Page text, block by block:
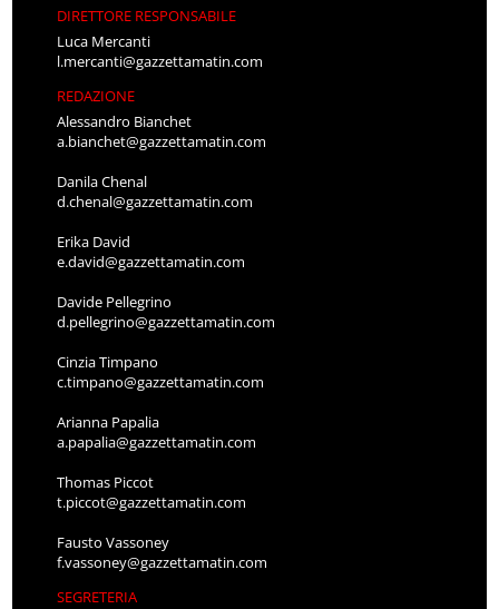
DIRETTORE RESPONSABILE
Luca Mercanti
l.mercanti@gazzettamatin.com
REDAZIONE
Alessandro Bianchet
a.bianchet@gazzettamatin.com
Danila Chenal
d.chenal@gazzettamatin.com
Erika David
e.david@gazzettamatin.com
Davide Pellegrino
d.pellegrino@gazzettamatin.com
Cinzia Timpano
c.timpano@gazzettamatin.com
Arianna Papalia
a.papalia@gazzettamatin.com
Thomas Piccot
t.piccot@gazzettamatin.com
Fausto Vassoney
f.vassoney@gazzettamatin.com
SEGRETERIA